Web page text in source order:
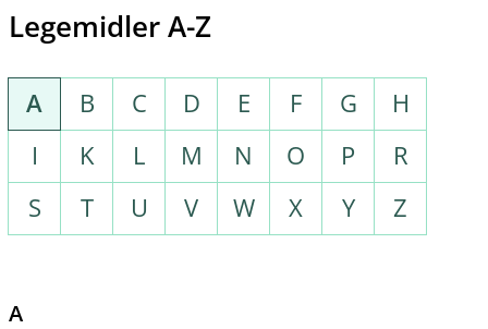
Legemidler A-Z
A B C D E F G
H
I
K L M N O P
R
S
T U V W X Y Z
A